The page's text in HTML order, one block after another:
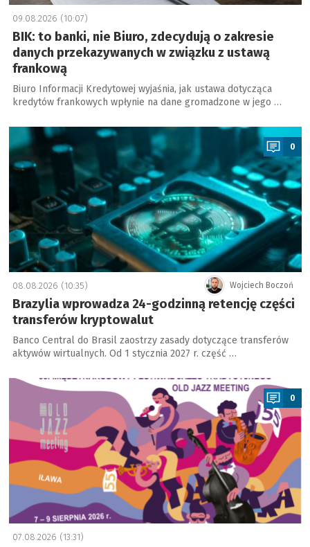
09.08.2026 (10:07)
BIK: to banki, nie Biuro, zdecydują o zakresie
danych przekazywanych w związku z ustawą
frankową
Biuro Informacji Kredytowej wyjaśnia, jak ustawa dotycząca
kredytów frankowych wpłynie na dane gromadzone w jego …
a
0
Wojciech Boczoń
08.08.2026 (10:35)
Brazylia wprowadza 24-godzinną retencję części
transferów kryptowalut
Banco Central do Brasil zaostrzy zasady dotyczące transferów
aktywów wirtualnych. Od 1 stycznia 2027 r. część …
a
0
07.08.2026 (13:31)